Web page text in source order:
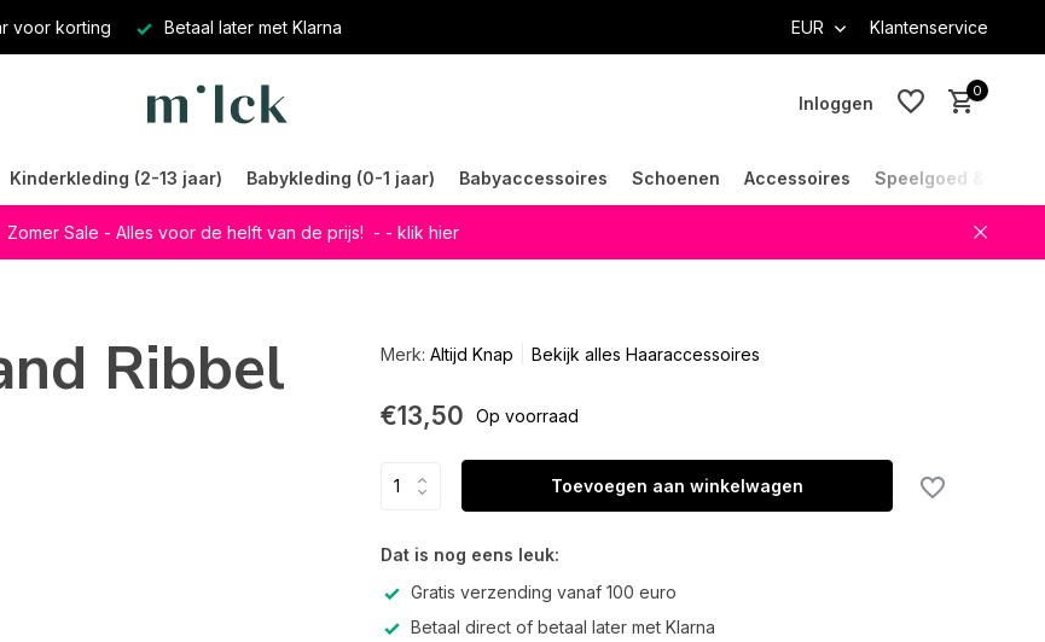
voor korting Betaal later met Klarna EUR Klantenservice
Inloggen
0
Kinderkleding (2-13 jaar) Babykleding (0-1 jaar) Babyaccessoires Schoenen Accessoires Speelgoed &
Zomer Sale - Alles voor de helft van de prijs! - - klik hier
Ribbel
Merk: Altijd Knap Bekijk alles Haaraccessoires
€13,50 Op voorraad
Toevoegen aan winkelwagen
Dat is nog eens leuk:
Gratis verzending vanaf 100 euro
Betaal direct of betaal later met Klarna